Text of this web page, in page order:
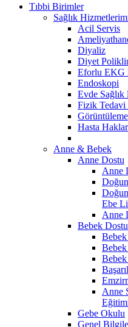
Tıbbi Birimler
Sağlık
Acil Servis
Diyaliz
Diyet
Eforlu EKG
Endoskopi
Evde
Fizik Tedavi
Görüntüleme
Hasta
Anne & Bebek
Anne Dostu
Anne
Ebe
Anne
Bebek Dostu
Anne
Gebe Okulu
Genel